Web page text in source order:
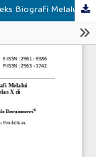
Peningkatan Kemampuan Menulis Siswa Pada Teks Biografi Melalui Model Pembelajaran Team Assisted Individualization Kelas X di SMK Negeri 3 Alasa